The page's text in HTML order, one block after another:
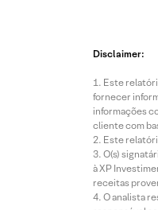
Disclaimer:
Este
fornecer
informações
cliente com
Este
O(s)
à XP
receitas
O analista